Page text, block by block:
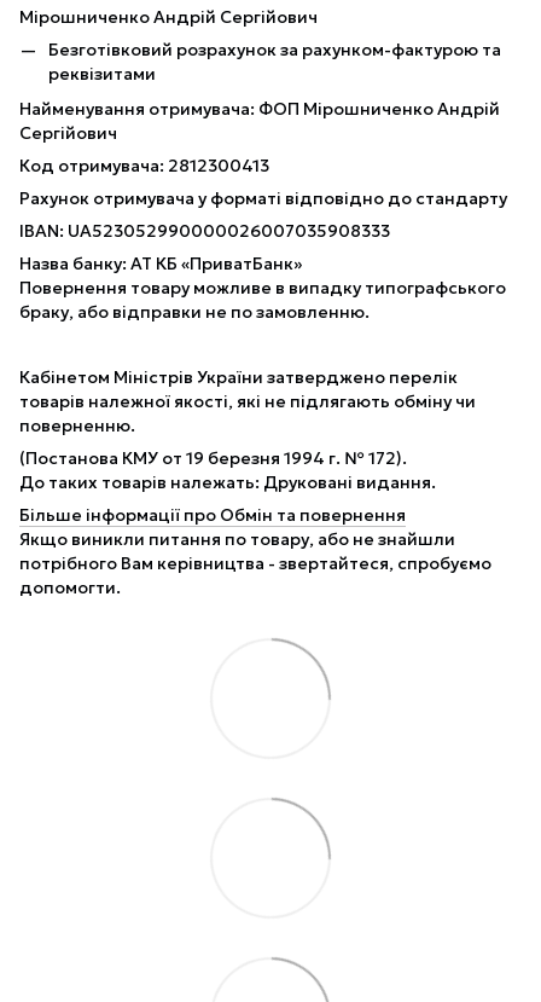
Мірошниченко Андрій Сергійович
Безготівковий розрахунок за рахунком-фактурою та
реквізитами
Найменування отримувача: ФОП Мірошниченко Андрій
Сергійович
Код отримувача: 2812300413
Рахунок отримувача у форматі відповідно до стандарту
IBAN: UA523052990000026007035908333
Назва банку: АТ КБ «ПриватБанк»
Повернення товару можливе в випадку типографського
браку, або відправки не по замовленню.
Кабінетом Міністрів України затверджено перелік
товарів належної якості, які не підлягають обміну чи
поверненню.
(Постанова КМУ от 19 березня 1994 г. № 172).
До таких товарів належать: Друковані видання.
Більше інформації про Обмін та повернення
Якщо виникли питання по товару, або не знайшли
потрібного Вам керівництва - звертайтеся, спробуємо
допомогти.